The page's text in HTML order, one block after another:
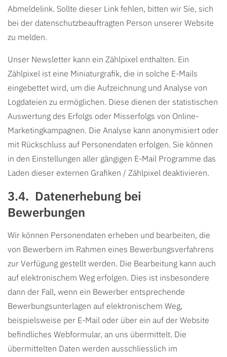
Abmeldelink. Sollte dieser Link fehlen, bitten wir Sie, sich
bei der datenschutzbeauftragten Person unserer Website
zu melden.
Unser Newsletter kann ein Zählpixel enthalten. Ein
Zählpixel ist eine Miniaturgrafik, die in solche E-Mails
eingebettet wird, um die Aufzeichnung und Analyse von
Logdateien zu ermöglichen. Diese dienen der statistischen
Auswertung des Erfolgs oder Misserfolgs von Online-
Marketingkampagnen. Die Analyse kann anonymisiert oder
mit Rückschluss auf Personendaten erfolgen. Sie können
in den Einstellungen aller gängigen E-Mail Programme das
Laden dieser externen Grafiken / Zählpixel deaktivieren.
Datenerhebung bei
Bewerbungen
Wir können Personendaten erheben und bearbeiten, die
von Bewerbern im Rahmen eines Bewerbungsverfahrens
zur Verfügung gestellt werden. Die Bearbeitung kann auch
auf elektronischem Weg erfolgen. Dies ist insbesondere
dann der Fall, wenn ein Bewerber entsprechende
Bewerbungsunterlagen auf elektronischem Weg,
beispielsweise per E-Mail oder über ein auf der Website
befindliches Webformular, an uns übermittelt. Die
übermittelten Daten werden ausschliesslich im